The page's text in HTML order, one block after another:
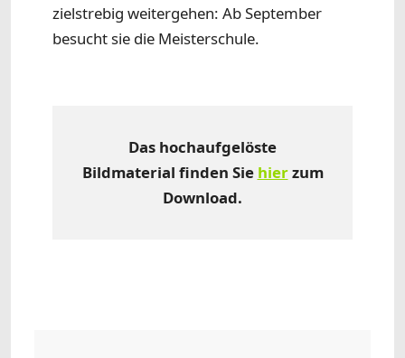
zielstrebig weitergehen: Ab September
besucht sie die Meisterschule.
Das hochaufgelöste
Bildmaterial finden Sie hierzum
Download.